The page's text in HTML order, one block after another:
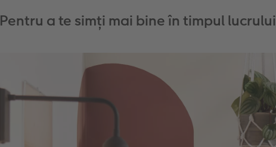
Pentru a te simți mai bine în timpul lucrului